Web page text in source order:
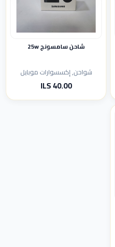
شاحن سامسونج 25w
شواحن, إكسسوارات موبايل
40.00 ILS